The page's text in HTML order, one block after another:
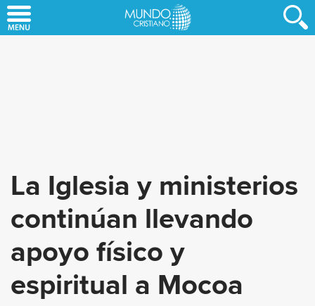
to
La Iglesia y ministerios
continúan llevando
apoyo físico y
espiritual a Mocoa